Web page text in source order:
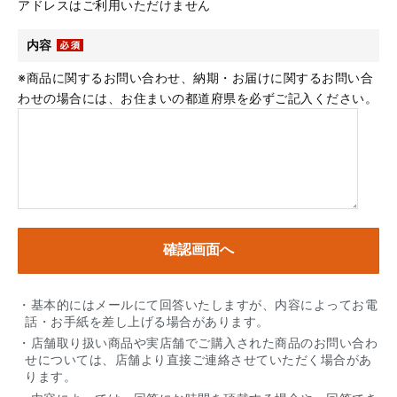
アドレスはご利用いただけません
内容
※商品に関するお問い合わせ、納期・お届けに関するお問い合
わせの場合には、お住まいの都道府県を必ずご記入ください。
・基本的にはメールにて回答いたしますが、内容によってお電
話・お手紙を差し上げる場合があります。
・店舗取り扱い商品や実店舗でご購入された商品のお問い合わ
せについては、店舗より直接ご連絡させていただく場合があ
ります。